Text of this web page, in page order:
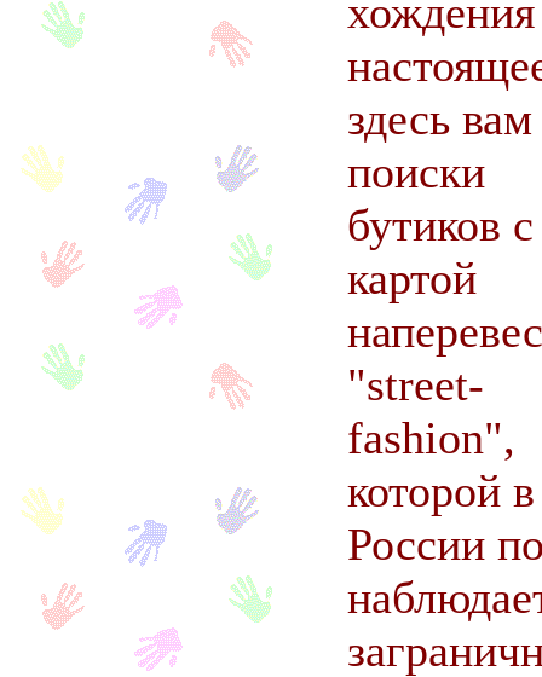
здесьвам
поиски
бутиков с
картой
"street-
fashion",
которой в
России